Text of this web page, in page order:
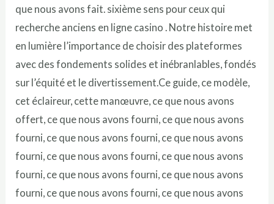
que nous avons fait. sixième sens pour ceux qui
recherche anciens en ligne casino . Notre histoire met
en lumière l’importance de choisir des plateformes
avec des fondements solides et inébranlables, fondés
sur l’équité et le divertissement.Ce guide, ce modèle,
cet éclaireur, cette manœuvre, ce que nous avons
offert, ce que nous avons fourni, ce que nous avons
fourni, ce que nous avons fourni, ce que nous avons
fourni, ce que nous avons fourni, ce que nous avons
fourni, ce que nous avons fourni, ce que nous avons
fourni, ce que nous avons fourni, ce que nous avons